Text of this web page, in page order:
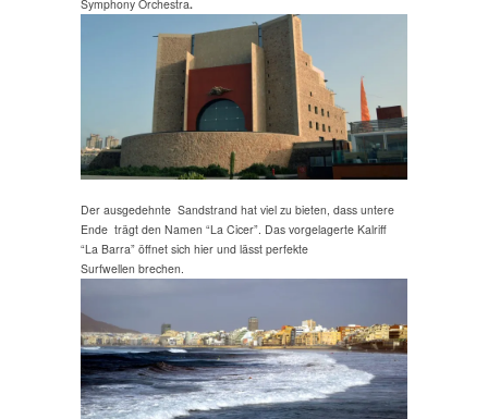
Symphony Orchestra.
Der ausgedehnte Sandstrand hat viel zu bieten, dass untere
Ende trägt den Namen “La Cicer”. Das vorgelagerte Kalriff
“La Barra” öffnet sich hier und lässt perfekte
Surfwellen brechen.